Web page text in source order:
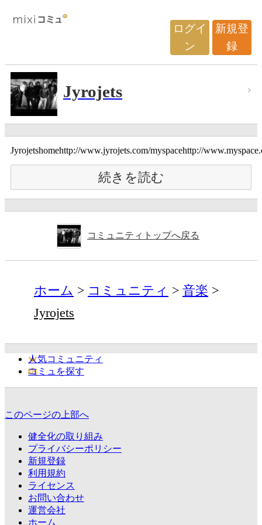
ログイ
ン
新規登
録
Jyrojets
Jyrojetshomehttp://www.jyrojets.com/myspacehttp://
続きを読む
コミュニティトップへ戻る
ホーム コミュニティ
音楽
Jyrojets
人気コミュニティ
コミュを探す
このページの上部へ
健全化の取り組み
プライバシーポリシー
新規登録
利用規約
ライセンス
お問い合わせ
運営会社
ホーム